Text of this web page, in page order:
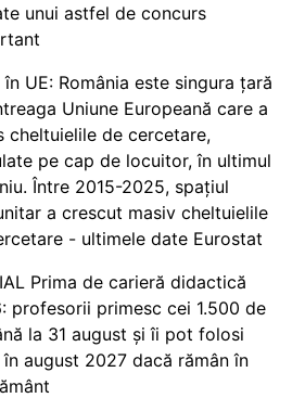
unui astfel de concurs
în UE: România este singura țară
Uniune Europeană care a
cheltuielile de cercetare,
pe cap de locuitor, în ultimul
Între 2015-2025, spațiul
a crescut masiv cheltuielile
- ultimele date Eurostat
Prima de carieră didactică
profesorii primesc cei 1.500 de
la 31 august și îi pot folosi
în august 2027 dacă rămân în